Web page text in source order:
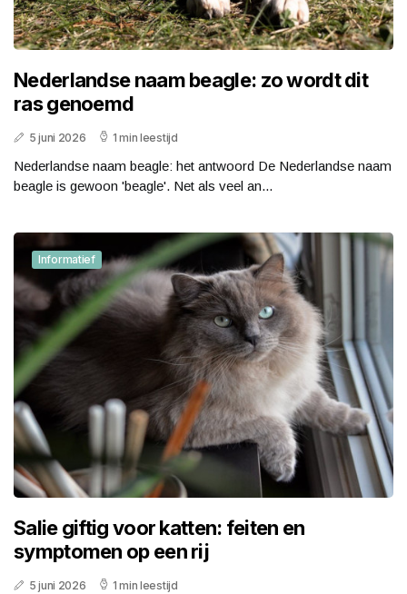
Nederlandse naam beagle: zo wordt dit
ras genoemd
5 juni 2026 1 min leestijd
Nederlandse naam beagle: het antwoord De Nederlandse naam
beagle is gewoon 'beagle'. Net als veel an...
Informatief
Salie giftig voor katten: feiten en
symptomen op een rij
5 juni 2026 1 min leestijd